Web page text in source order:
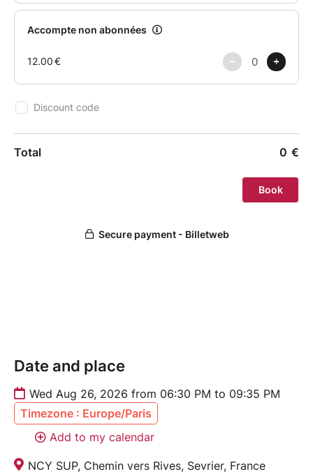
Après la sortie, nous prolongerons la soirée autour
d’un burger partagé ensemble dans les jardins du
Au programme :
•Session paddle encadrée
•Coucher de soleil sur le lac
•Rencontres et échanges entre filles
✔️ Maillot de bain
•35€ pour les adhérentes
•42€ pour les non-adhérentes
Le tarif comprend :
✔️ La session paddle encadrée
✔️ Le matériel nécessaire
Date and place
Wed Aug 26, 2026 from 06:30 PM to 09:35 PM
Timezone : Europe/Paris
Add to my calendar
NCY SUP, Chemin vers Rives, Sevrier, France